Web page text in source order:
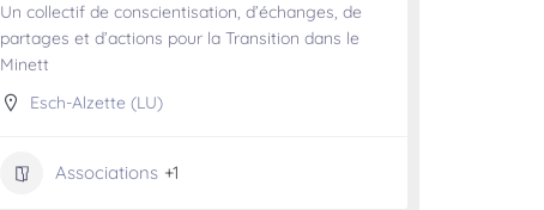
Un collectif de conscientisation, d’échanges, de
partages et d’actions pour la Transition dans le
Minett
Esch-Alzette (LU)
Associations +1